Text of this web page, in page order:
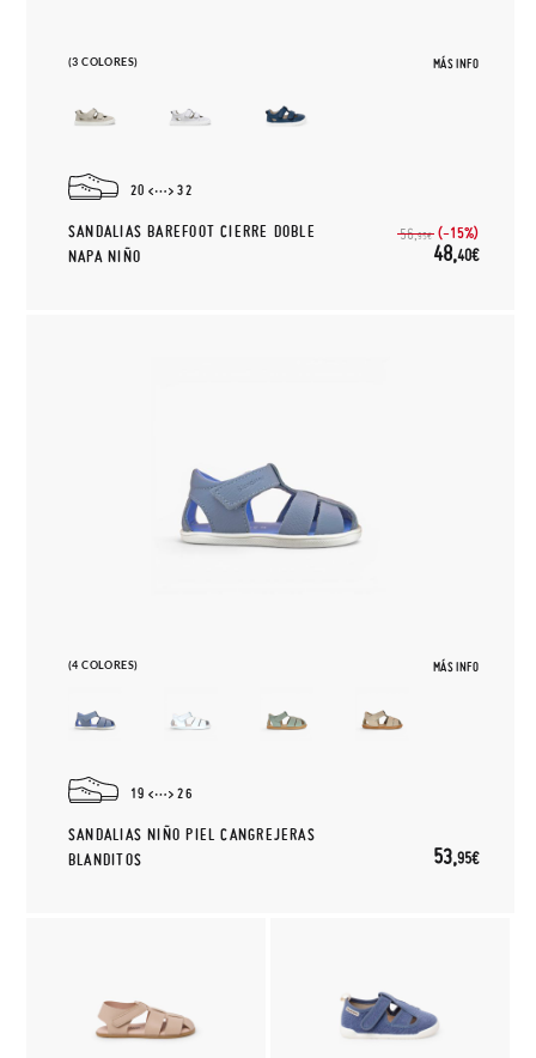
(3 COLORES) MÁS INFO
20 32
SANDALIAS BAREFOOT CIERRE DOBLE
NAPA NIÑO
56,95€ (-15%)
48,40€
(4 COLORES) MÁS INFO
19 26
SANDALIAS NIÑO PIEL CANGREJERAS
BLANDITOS
53,95€